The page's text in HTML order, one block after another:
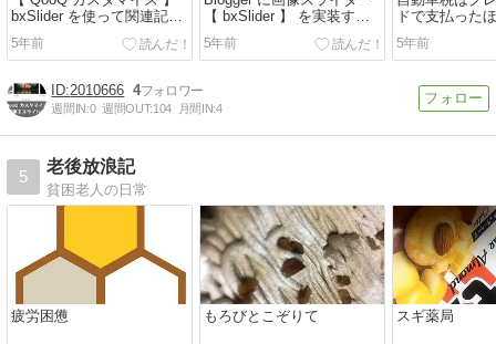
bxSlider を使って関連記事
をスライド表示させる
5年前
【 bxSlider 】 を実装する
方法
5年前
ドで支払った
きなメリット
た。
5年前
2010666 4
週間IN:0 週間OUT:104 月間IN:4
5
老後放浪記
貧困老人の日常
疲労困憊 もろびとこぞりて スギ薬局